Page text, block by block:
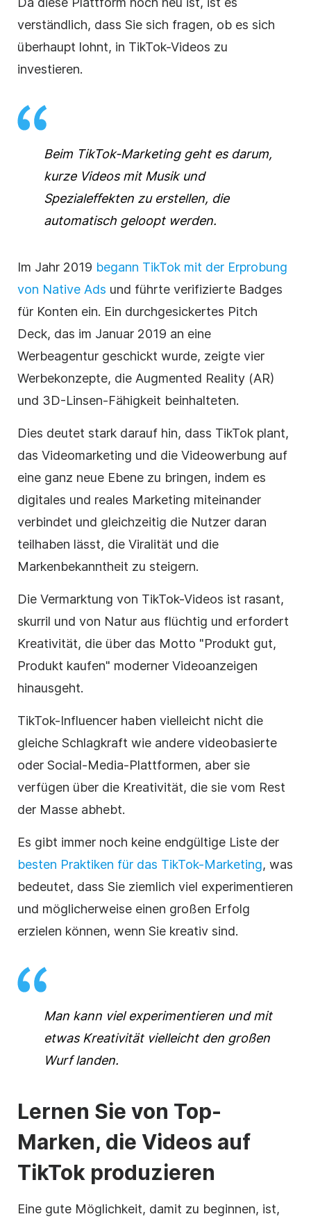
verständlich, dass Sie sich fragen, ob es sich
überhaupt lohnt, in TikTok-Videos zu
investieren.
Beim TikTok-Marketing geht es darum,
kurze Videos mit Musik und
Spezialeffekten zu erstellen, die
automatisch geloopt werden.
Im Jahr 2019 begann TikTok mit der Erprobung
von Native Ads und führte verifizierte Badges
für Konten ein. Ein durchgesickertes Pitch
Deck, das im Januar 2019 an eine
Werbeagentur geschickt wurde, zeigte vier
Werbekonzepte, die Augmented Reality (AR)
und 3D-Linsen-Fähigkeit beinhalteten.
Dies deutet stark darauf hin, dass TikTok plant,
das Videomarketing und die Videowerbung auf
eine ganz neue Ebene zu bringen, indem es
digitales und reales Marketing miteinander
verbindet und gleichzeitig die Nutzer daran
teilhaben lässt, die Viralität und die
Markenbekanntheit zu steigern.
Die Vermarktung von TikTok-Videos ist rasant,
skurril und von Natur aus flüchtig und erfordert
Kreativität, die über das Motto "Produkt gut,
Produkt kaufen" moderner Videoanzeigen
hinausgeht.
TikTok-Influencer haben vielleicht nicht die
gleiche Schlagkraft wie andere videobasierte
oder Social-Media-Plattformen, aber sie
verfügen über die Kreativität, die sie vom Rest
der Masse abhebt.
Es gibt immer noch keine endgültige Liste der
besten Praktiken für das TikTok-Marketing, was
bedeutet, dass Sie ziemlich viel experimentieren
und möglicherweise einen großen Erfolg
erzielen können, wenn Sie kreativ sind.
Man kann viel experimentieren und mit
etwas Kreativität vielleicht den großen
Wurf landen.
Lernen Sie von Top-
Marken, die Videos auf
TikTok produzieren
Eine gute Möglichkeit, damit zu beginnen, ist,